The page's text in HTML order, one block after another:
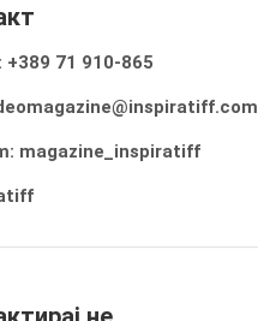
+389 71 910-865
magazine_inspiratiff